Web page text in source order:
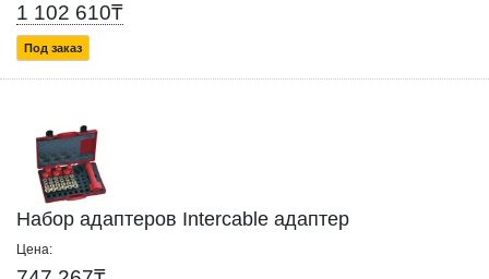
1 102 610₸
Под заказ
Набор адаптеров Intercable адаптер
Цена: